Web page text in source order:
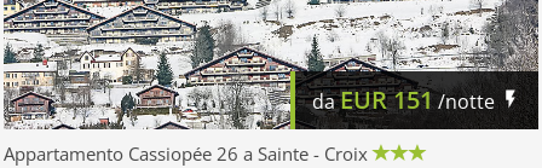
daEUR151/notte
Appartamento Cassiopée 26 a Sainte - Croix